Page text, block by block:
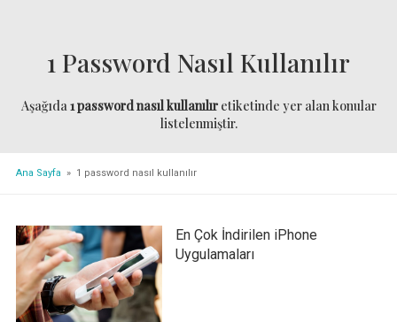
1 Password Nasıl Kullanılır
Aşağıda1 password nasıl kullanılıretiketinde yer alan konular
listelenmiştir.
Ana Sayfa » 1 password nasıl kullanılır
En Çok İndirilen iPhone
Uygulamaları